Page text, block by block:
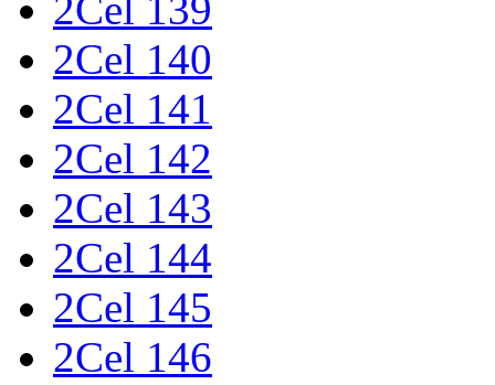
2Cel 140
2Cel 141
2Cel 142
2Cel 143
2Cel 144
2Cel 145
2Cel 146